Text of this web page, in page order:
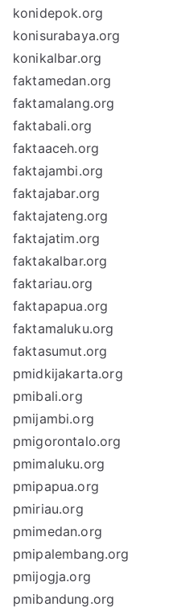
konidepok.org
konisurabaya.org
konikalbar.org
faktamedan.org
faktamalang.org
faktabali.org
faktaaceh.org
faktajambi.org
faktajabar.org
faktajateng.org
faktajatim.org
faktakalbar.org
faktariau.org
faktapapua.org
faktamaluku.org
faktasumut.org
pmidkijakarta.org
pmibali.org
pmijambi.org
pmigorontalo.org
pmimaluku.org
pmipapua.org
pmiriau.org
pmimedan.org
pmipalembang.org
pmijogja.org
pmibandung.org